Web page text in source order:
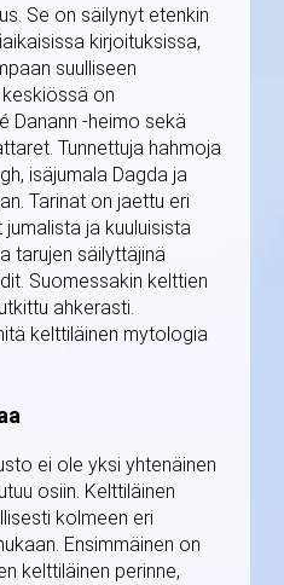
Se on säilynyt etenkin
kirjoituksissa,
suulliseen
on
Danann -heimo sekä
Tunnettuja hahmoja
isäjumala Dagda ja
Tarinat on jaettu eri
ja kuuluisista
tarujen säilyttäjinä
Suomessakin kelttien
ahkerasti.
kelttiläinen mytologia
ei ole yksi yhtenäinen
osiin. Kelttiläinen
kolmeen eri
Ensimmäinen on
kelttiläinen perinne,